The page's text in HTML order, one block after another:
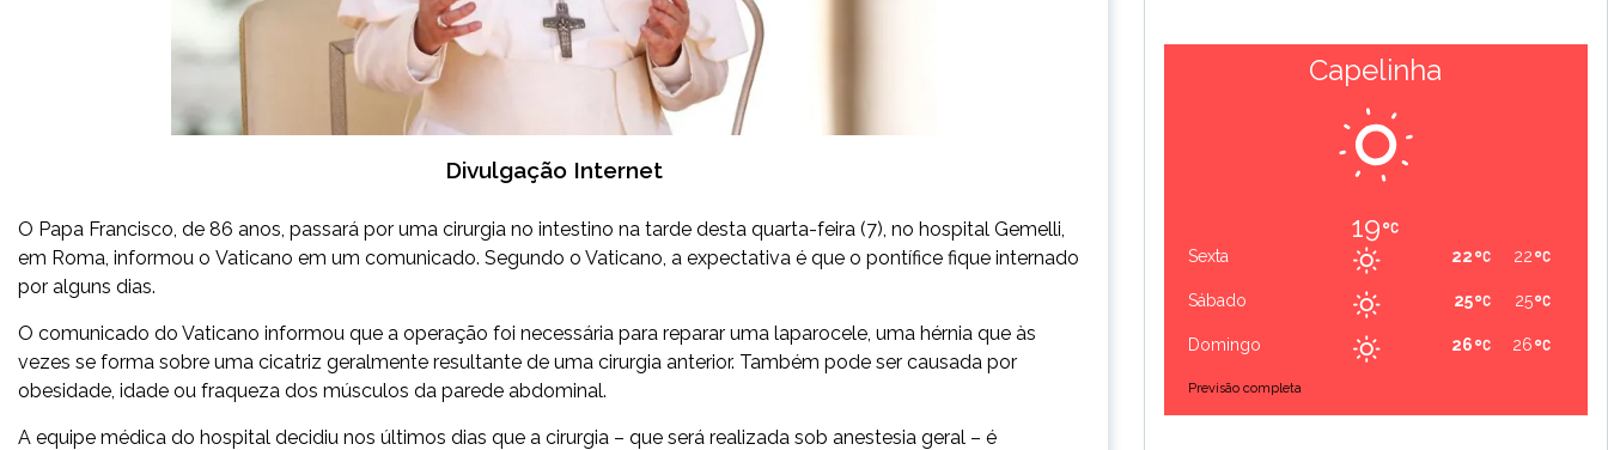
Divulgação Internet
O Papa Francisco, de 86 anos, passará por uma cirurgia no intestino na tarde desta quarta-feira (7), no hospital Gemelli,
em Roma, informou o Vaticano em um comunicado. Segundo o Vaticano, a expectativa é que o pontífice fique internado
por alguns dias.
O comunicado do Vaticano informou que a operação foi necessária para reparar uma laparocele, uma hérnia que às
vezes se forma sobre uma cicatriz geralmente resultante de uma cirurgia anterior. Também pode ser causada por
obesidade, idade ou fraqueza dos músculos da parede abdominal.
A equipe médica do hospital decidiu nos últimos dias que a cirurgia – que será realizada sob anestesia geral – é
Capelinha
19
Sexta 22
22
Sábado 25
25
Domingo 26
26
Previsão completa